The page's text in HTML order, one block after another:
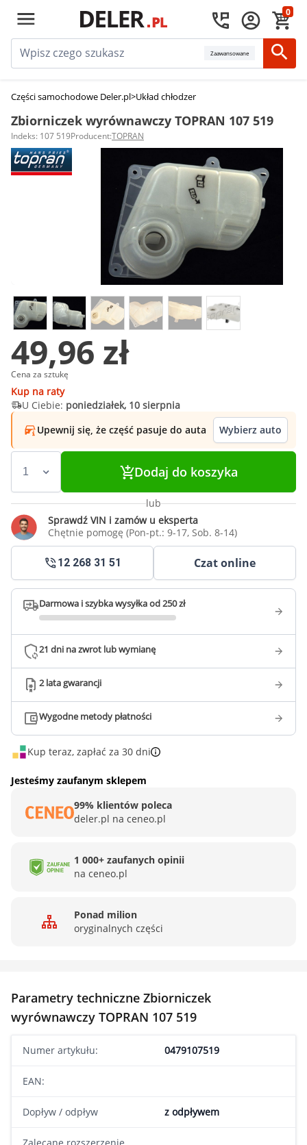
0
Zaawansowane
Części samochodowe Deler.pl>Układ chłodzenia silnika
Zbiorniczek wyrównawczy TOPRAN 107 519
Indeks: 107 519Producent:TOPRAN
49,96 zł
Cena za sztukę
Kup na raty
U Ciebie: poniedziałek, 10 sierpnia
Upewnij się, że część pasuje do auta
Wybierz auto
Dodaj do koszyka
lub
Sprawdź VIN i zamów u eksperta
Chętnie pomogę (Pon-pt.: 9-17, Sob. 8-14)
12 268 31 51 Czat online
Darmowa i szybka wysyłka od 250 zł
21 dni na zwrot lub wymianę
2 lata gwarancji
Wygodne metody płatności
Kup teraz, zapłać za 30 dni
Jesteśmy zaufanym sklepem
99% klientów poleca
deler.pl na ceneo.pl
1 000+ zaufanych opinii
na ceneo.pl
Ponad milion
oryginalnych części
Parametry techniczne Zbiorniczek
wyrównawczy TOPRAN 107 519
Numer artykułu: 0479107519
EAN:
Dopływ / odpływ z odpływem